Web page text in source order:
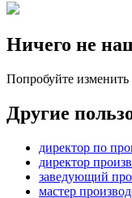
Ничего не
Попробуйте
Другие
директор по
директор
заведующий
мастер